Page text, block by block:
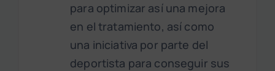
para optimizar así una mejora
en el tratamiento, así como
una iniciativa por parte del
deportista para conseguir sus